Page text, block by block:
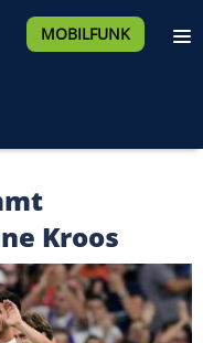
MOBILFUNK
Kroos